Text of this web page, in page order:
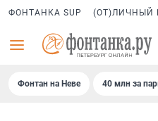
ФОНТАНКА SUP (ОТ)ЛИЧНЫЙ
Фонтан на Неве 40 млн за